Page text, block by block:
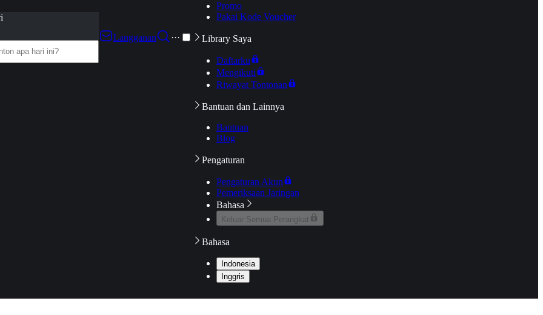
Langganan
···
Promo
Pakai Kode Voucher
Library Saya
Daftarku
Mengikuti
Riwayat Tontonan
Bantuan dan Lainnya
Bantuan
Blog
Pengaturan
Pengaturan Akun
Pemeriksaan Jaringan
Bahasa
Keluar Semua Perangkat
Bahasa
Indonesia
Inggris